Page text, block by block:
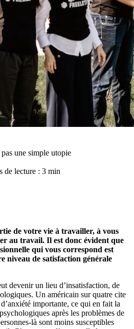
une simple utopie
de lecture : 3 min
de votre vie à travailler, à vous
au travail. Il est donc évident que
qui vous correspond est
niveau de satisfaction générale
devenir un lieu d’insatisfaction, de
Un américain sur quatre cite
importante, ce qui en fait la
après les problèmes de
là sont moins susceptibles